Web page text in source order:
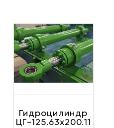
Гидроцилиндр
ЦГ-125.63х200.11